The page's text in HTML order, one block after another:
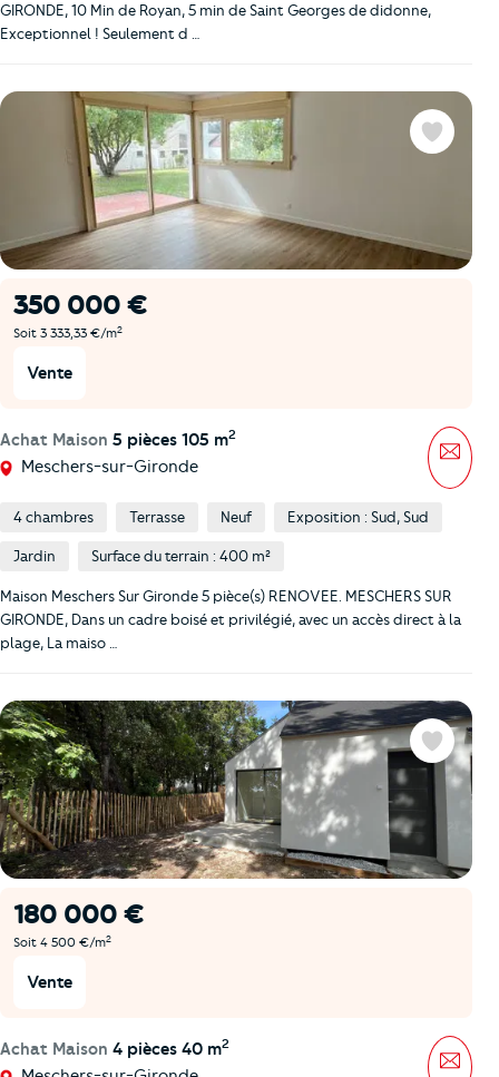
GIRONDE, 10 Min de Royan, 5 min de Saint Georges de didonne,
Exceptionnel ! Seulement d …
350 000 €
Soit 3 333,33 €/m2
Vente
Achat Maison 5 pièces 105 m2
Meschers-sur-Gironde
Favoris
4 chambres Terrasse Neuf Exposition : Sud, Sud
Jardin Surface du terrain : 400 m²
Maison Meschers Sur Gironde 5 pièce(s) RENOVEE. MESCHERS SUR
GIRONDE, Dans un cadre boisé et privilégié, avec un accès direct à la
plage, La maiso …
180 000 €
Soit 4 500 €/m2
Vente
Achat Maison 4 pièces 40 m2
Favoris